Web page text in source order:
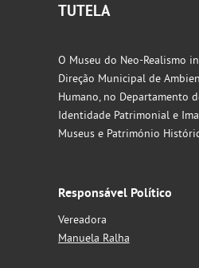
TUTELA
O Museu do Neo-Realismo
Direção Municipal de
Humano, no Departamento
Identidade Patrimonial e
Museus e Património
Responsável Político
Vereadora
Manuela Ralha